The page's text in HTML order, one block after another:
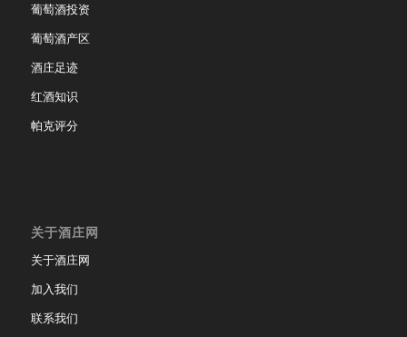
葡萄酒投资
葡萄酒产区
酒庄足迹
红酒知识
帕克评分
关于酒庄网
关于酒庄网
加入我们
联系我们